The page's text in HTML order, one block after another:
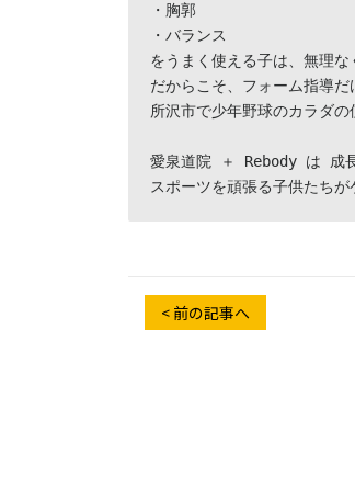
・胸郭
・バランス
をうまく使える子は、無理な
だからこそ、フォーム指導だ
所沢市で少年野球のカラダ
愛泉道院 ＋ Rebody は 成
スポーツを頑張る子供たち
< 前の記事へ